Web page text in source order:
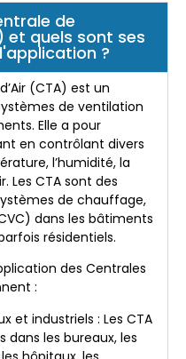
de
et quels sont ses
?
(CTA) est un
de ventilation
Elle a pour
en contrôlant divers
l’humidité, la
Les CTA sont des
de chauffage,
dans les bâtiments
résidentiels.
des Centrales
:
et industriels : Les CTA
les bureaux, les